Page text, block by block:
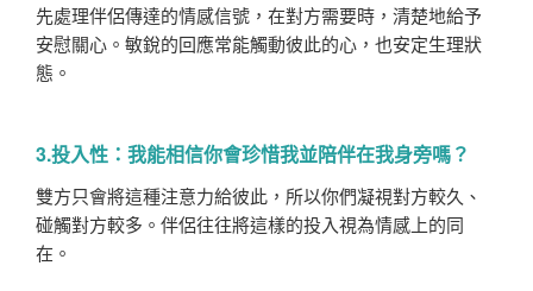
先處理伴侶傳達的情感信號，在對方需要時，清楚地給予
安慰關心。敏銳的回應常能觸動彼此的心，也安定生理狀
態。
3.投入性：我能相信你會珍惜我並陪伴在我身旁嗎？
雙方只會將這種注意力給彼此，所以你們凝視對方較久、
碰觸對方較多。伴侶往往將這樣的投入視為情感上的同
在。